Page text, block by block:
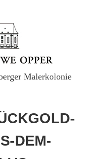
Malerkolonie
DEM-